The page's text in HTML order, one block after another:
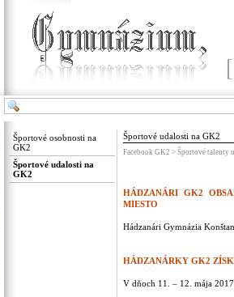
Športové udalosti na GK2
Facebook GK2 > Športové talenty
HÁDZANÁRI GK2
MIESTO
Hádzanári Gymnázia
HÁDZANÁRKY GK2
V dňoch 11. – 12. mája
Športové osobnosti na
GK2
Športové udalosti na
GK2